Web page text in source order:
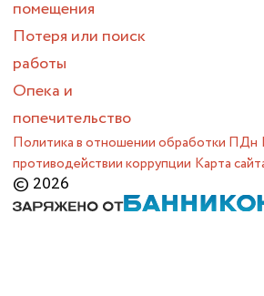
помещения
Потеря или поиск
работы
Опека и
попечительство
Политика в отношении обработки ПДн
противодействии коррупции Карта
© 2026